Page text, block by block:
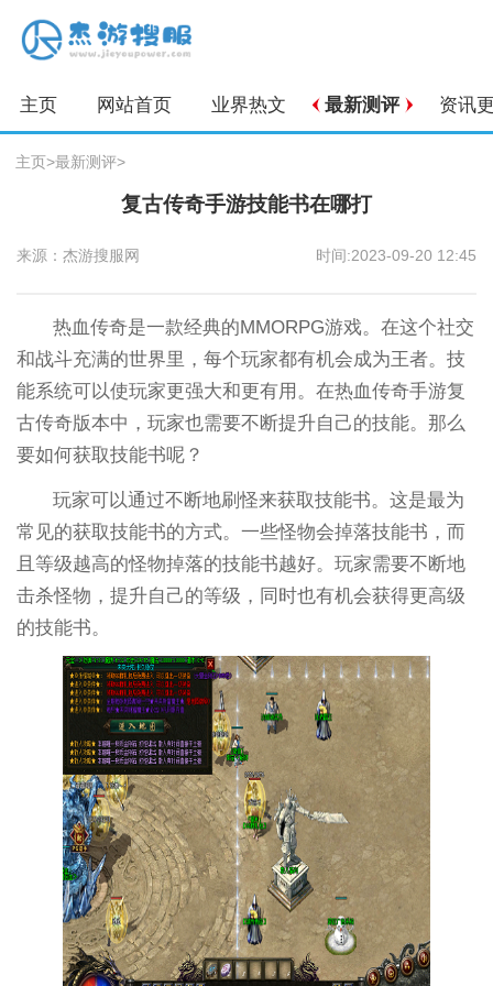
主页 网站首页 业界热文 最新测评 资讯
主页>最新测评>
复古传奇手游技能书在哪打
来源：杰游搜服网 时间:2023-09-20 12:45
热血传奇是一款经典的MMORPG游戏。在这个社交
和战斗充满的世界里，每个玩家都有机会成为王者。技
能系统可以使玩家更强大和更有用。在热血传奇手游复
古传奇版本中，玩家也需要不断提升自己的技能。那么
要如何获取技能书呢？
玩家可以通过不断地刷怪来获取技能书。这是最为
常见的获取技能书的方式。一些怪物会掉落技能书，而
且等级越高的怪物掉落的技能书越好。玩家需要不断地
击杀怪物，提升自己的等级，同时也有机会获得更高级
的技能书。